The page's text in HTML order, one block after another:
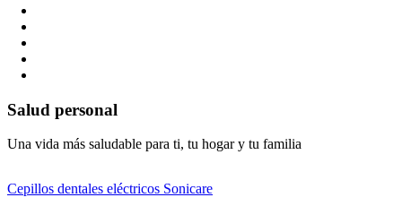
Salud personal
Una vida más saludable para ti, tu hogar y tu familia
Cepillos dentales eléctricos Sonicare